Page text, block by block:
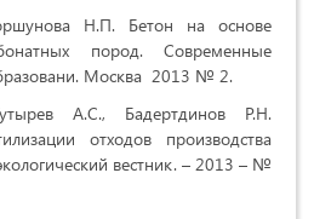
Н.П. Бетон на основе
пород. Современные
Москва 2013 № 2.
А.С., Бадертдинов Р.Н.
отходов производства
вестник. – 2013 – №